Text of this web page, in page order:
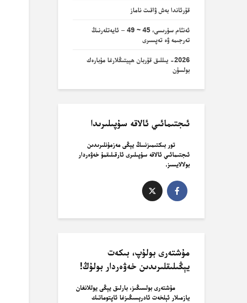
قۇرئاندا بەش ۋاقىت ناماز
ئەنئام سۈرىسى، 45 ~ 49 – ئايەتلەرنىڭ
تەرجىمە ۋە تەپسىرى
2026- يىللىق قۇربان ھېيتىڭلارغا مۇبارەك
بولسۇن
ئىجتىمائىي ئالاقە سۇپىلىرىدا
تور بىكتىمىزنىىڭ يېڭى مەزمۇنلىرىدىن
ئىجتىمائىي ئالاقە سۇپىلىرى ئارقىلىقمۇ خەۋەردار
بولالايسىز.
مۇشتەرى بولۇپ، بىكەت
يېڭىلىقلىرىدىن خەۋەردار بولۇڭ!
مۇشتەرى بولسىڭىز، بارلىق يېڭى يوللانغان
يازمىلار ئېلخەت ئادرېسىڭىزغا ئاپتوماتىك